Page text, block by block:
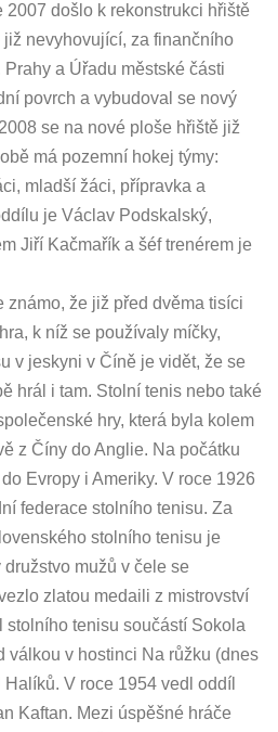
2007 došlo k rekonstrukci hřiště
nevyhovující, za finančního
a Úřadu městské části
povrch a vybudoval se nový
se na nové ploše hřiště již
má pozemní hokej týmy:
mladší žáci, přípravka a
je Václav Podskalský,
Jiří Kačmařík a šéf trenérem je
známo, že již před dvěma tisíci
k níž se používaly míčky,
v jeskyni v Číně je vidět, že se
hrál i tam. Stolní tenis nebo také
hry, která byla kolem
z Číny do Anglie. Na počátku
Evropy i Ameriky. V roce 1926
federace stolního tenisu. Za
stolního tenisu je
mužů v čele se
zlatou medaili z mistrovství
stolního tenisu součástí Sokola
válkou v hostinci Na růžku (dnes
V roce 1954 vedl oddíl
Kaftan. Mezi úspěšné hráče